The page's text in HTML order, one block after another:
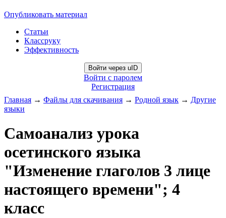
Опубликовать материал
Статьи
Классруку
Эффективность
Войти через uID
Войти с паролем
Регистрация
Главная → Файлы для скачивания → Родной язык → Другие
языки
Самоанализ урока
осетинского языка
"Изменение глаголов 3 лице
настоящего времени"; 4
класс